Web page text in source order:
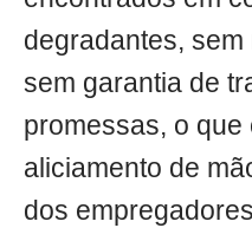
degradantes,
sem garantia de
promessas, o que
aliciamento de
dos